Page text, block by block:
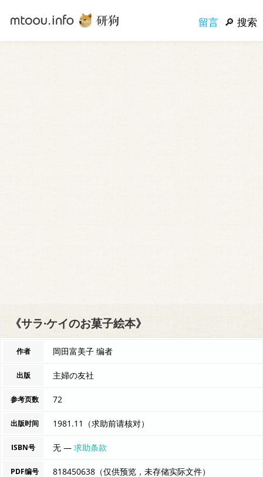
留言 搜索
《サラ·ケイのお菓子絵本》
作者 岡田富美子 编者
出版 主婦の友社
参考页数 72
出版时间 1981.11（求助前请核对）
ISBN号 无 —求助条款
PDF编号 818450638（仅供预览，未存储实际文件）